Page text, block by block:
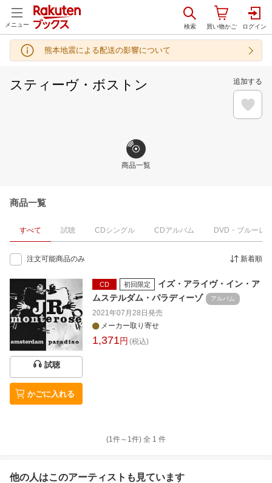
メニュー
熊本地震による配送の影響について
スティーヴ・ボストン 追加する
商品一覧
商品一覧
すべて 試聴 CDシングル CDアルバム DVD・ブルーレ
注文可能商品のみ 新着順
試聴
かごに入れる
CD 初回限定
イズ・アライヴ・イン・ア
ムステルダム・パラディーゾ
アルバム
2021年07月28日 発売
メーカー取り寄せ
1,371円 (税込)
(1件～ 1件) 全 1 件
他の人はこのアーティスト も見ています